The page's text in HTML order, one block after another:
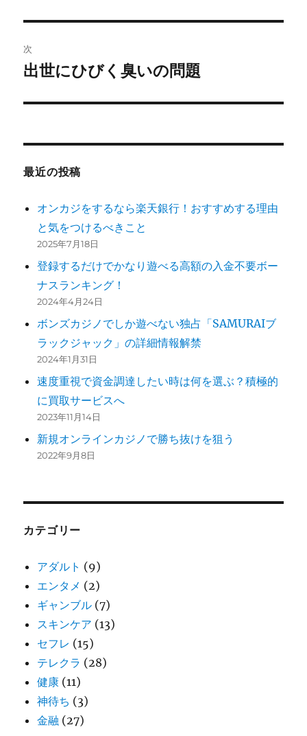
ビ
ゲ
ー
投
稿:
次
次
投
出世にひびく臭いの問題
最近の投稿
オンカジをするなら楽天銀行！おすすめする理由
と気をつけるべきこと
2025年7月18日
登録するだけでかなり遊べる高額の入金不要ボー
ナスランキング！
2024年4月24日
ボンズカジノでしか遊べない独占「SAMURAIブ
ラックジャック」の詳細情報解禁
2024年1月31日
速度重視で資金調達したい時は何を選ぶ？積極的
に買取サービスへ
2023年11月14日
新規オンラインカジノで勝ち抜けを狙う
2022年9月8日
カテゴリー
アダルト (9)
エンタメ (2)
ギャンブル (7)
スキンケア (13)
セフレ (15)
テレクラ (28)
健康 (11)
神待ち (3)
金融 (27)